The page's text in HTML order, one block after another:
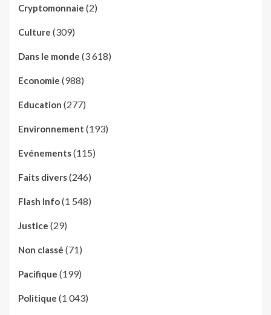
Cryptomonnaie (2)
Culture (309)
Dans le monde (3 618)
Economie (988)
Education (277)
Environnement (193)
Evénements(115)
Faits divers(246)
Flash Info(1 548)
Justice (29)
Non classé (71)
Pacifique (199)
Politique (1 043)